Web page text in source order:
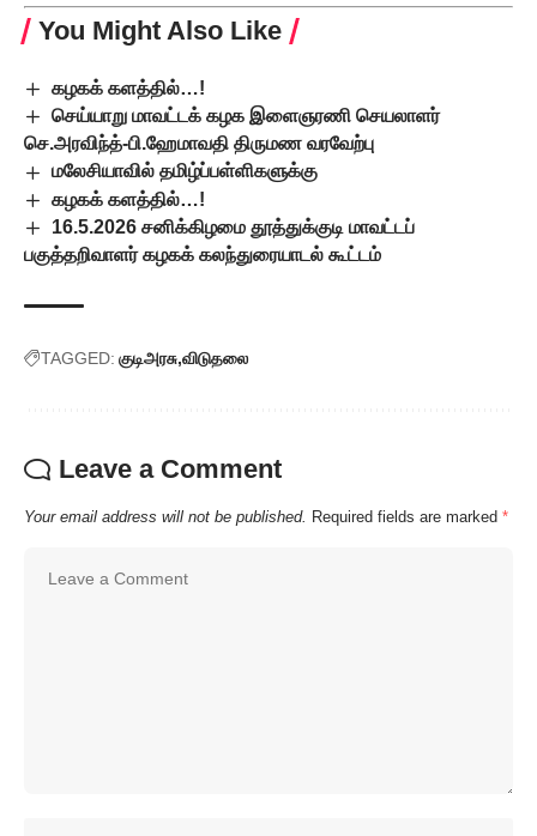
You Might Also Like
கழகக் களத்தில்…!
செய்யாறு மாவட்டக் கழக இளைஞரணி செயலாளர்
செ.அரவிந்த்-பி.ஹேமாவதி திருமண வரவேற்பு
மலேசியாவில் தமிழ்ப்பள்ளிகளுக்கு
கழகக் களத்தில்…!
16.5.2026 சனிக்கிழமை தூத்துக்குடி மாவட்டப்
பகுத்தறிவாளர் கழகக் கலந்துரையாடல் கூட்டம்
TAGGED: குடிஅரசு விடுதலை
Leave a Comment
Your email address will not be published. Required fields are marked *